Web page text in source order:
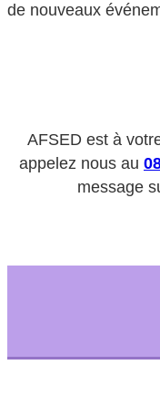
de nouveaux
AFSED est à
appelez nous au
message